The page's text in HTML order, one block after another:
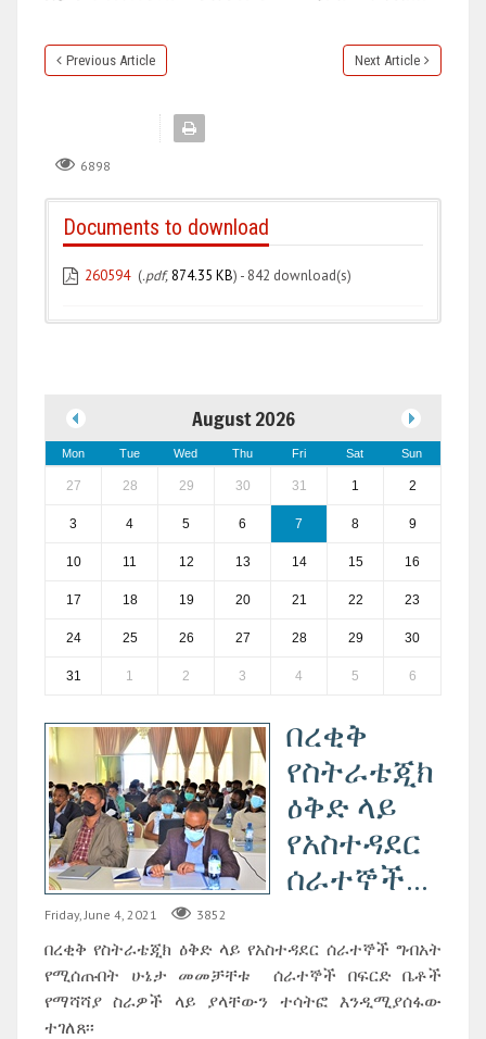
Previous Article Next Article
6898
Documents to download
260594 (.pdf, 874.35 KB) - 842 download(s)
August 2026
Mon Tue Wed Thu Fri Sat Sun
27 28 29 30 31 1 2
3 4 5 6 7 8 9
10 11 12 13 14 15 16
17 18 19 20 21 22 23
24 25 26 27 28 29 30
31 1 2 3 4 5 6
በረቂቅ
የስትራቴጂክ
ዕቅድ ላይ
የአስተዳደር
ሰራተኞች...
Friday, June 4, 2021 3852
በረቂቅ የስትራቴጂክ ዕቅድ ላይ የአስተዳደር ሰራተኞች ግብአት
የሚሰጡበት ሁኔታ መመቻቸቱ ሰራተኞች በፍርድ ቤቶች
የማሻሻያ ስራዎች ላይ ያላቸውን ተሳትፎ እንዲሚያሰፋው
ተገለጸ፡፡